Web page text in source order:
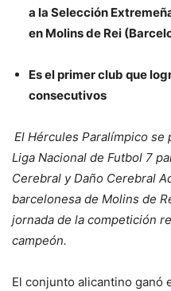
a la Selección
en Molins de Rei
Es el primer club que
consecutivos
El Hércules Paralímpico
Liga Nacional de Futbol 7
Cerebral y Daño Cerebral
barcelonesa de Molins de
jornada de la competición
campeón.
El conjunto alicantino ganó